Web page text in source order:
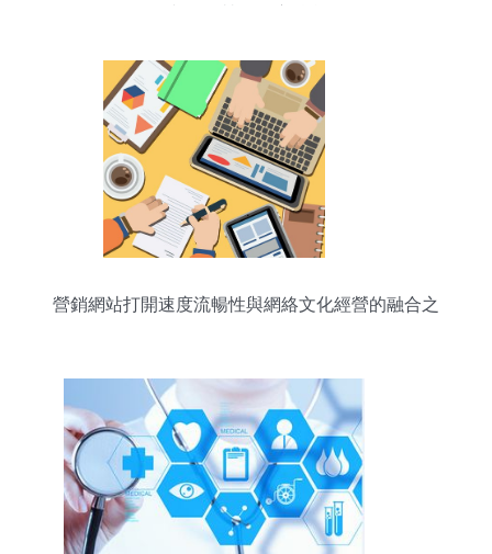
營銷網站打開速度流暢性與網絡文化經營的融合之